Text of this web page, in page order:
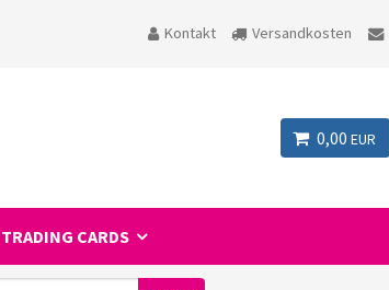
Kontakt Versandkosten
0,00 EUR
TRADING CARDS